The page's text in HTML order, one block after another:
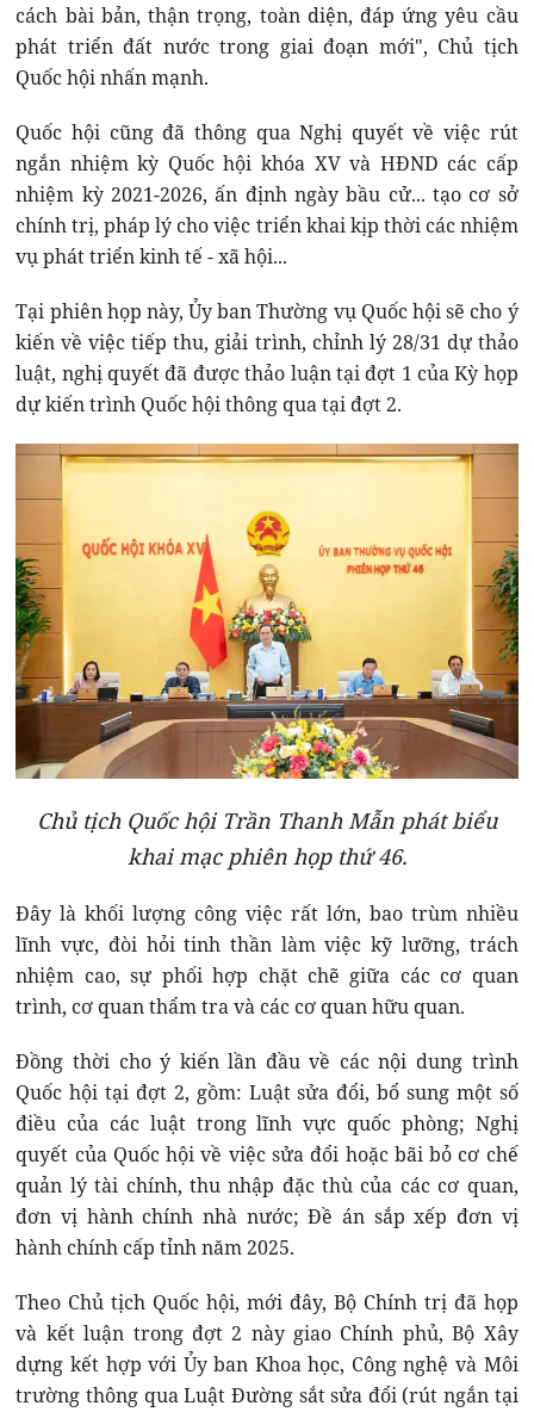
cách bài bản, thận trọng, toàn diện, đáp ứng yêu cầu
phát triển đất nước trong giai đoạn mới", Chủ tịch
Quốc hội nhấn mạnh.
Quốc hội cũng đã thông qua Nghị quyết về việc rút
ngắn nhiệm kỳ Quốc hội khóa XV và HĐND các cấp
nhiệm kỳ 2021-2026, ấn định ngày bầu cử... tạo cơ sở
chính trị, pháp lý cho việc triển khai kịp thời các nhiệm
vụ phát triển kinh tế - xã hội...
Tại phiên họp này, Ủy ban Thường vụ Quốc hội sẽ cho ý
kiến về việc tiếp thu, giải trình, chỉnh lý 28/31 dự thảo
luật, nghị quyết đã được thảo luận tại đợt 1 của Kỳ họp
dự kiến trình Quốc hội thông qua tại đợt 2.
Chủ tịch Quốc hội Trần Thanh Mẫn phát biểu
khai mạc phiên họp thứ 46.
Đây là khối lượng công việc rất lớn, bao trùm nhiều
lĩnh vực, đòi hỏi tinh thần làm việc kỹ lưỡng, trách
nhiệm cao, sự phối hợp chặt chẽ giữa các cơ quan
trình, cơ quan thẩm tra và các cơ quan hữu quan.
Đồng thời cho ý kiến lần đầu về các nội dung trình
Quốc hội tại đợt 2, gồm: Luật sửa đổi, bổ sung một số
điều của các luật trong lĩnh vực quốc phòng; Nghị
quyết của Quốc hội về việc sửa đổi hoặc bãi bỏ cơ chế
quản lý tài chính, thu nhập đặc thù của các cơ quan,
đơn vị hành chính nhà nước; Đề án sắp xếp đơn vị
hành chính cấp tỉnh năm 2025.
Theo Chủ tịch Quốc hội, mới đây, Bộ Chính trị đã họp
và kết luận trong đợt 2 này giao Chính phủ, Bộ Xây
dựng kết hợp với Ủy ban Khoa học, Công nghệ và Môi
trường thông qua Luật Đường sắt sửa đổi (rút ngắn tại